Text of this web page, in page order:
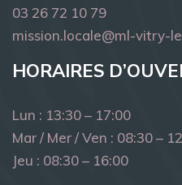
03 26 72 10 79
mission.locale@ml-vitry-
HORAIRES
Lun : 13:30 – 17:00
Mar / Mer / Ven : 08:30 –
Jeu : 08:30 – 16:00